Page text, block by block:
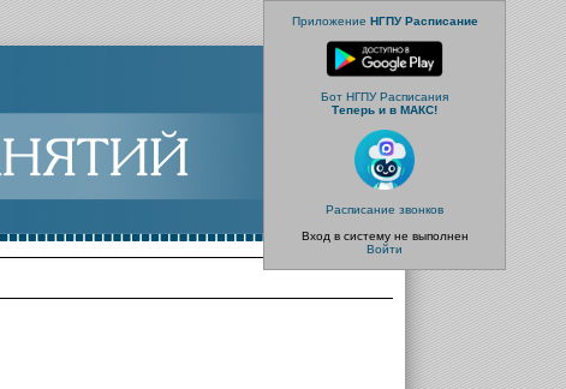
Приложение НГПУ Расписание
Бот НГПУ Расписания
Теперь и в МАКС!
Расписание звонков
Вход в систему не выполнен
Войти